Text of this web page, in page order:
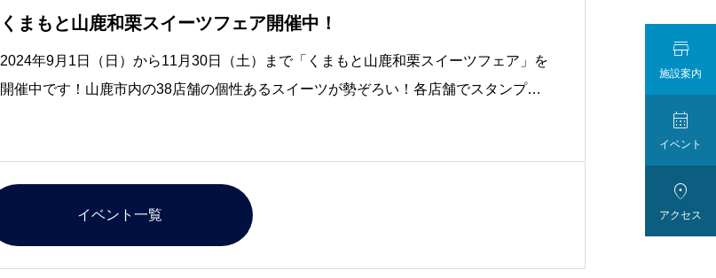
くまもと山鹿和栗スイーツフェア開催中！
2024年9月1日（日）から11月30日（土）まで「くまもと山鹿和栗スイーツフェア」を
開催中です！山鹿市内の38店舗の個性あるスイーツが勢ぞろい！各店舗でスタンプを
イベント一覧

施設案内

イベント

アクセス